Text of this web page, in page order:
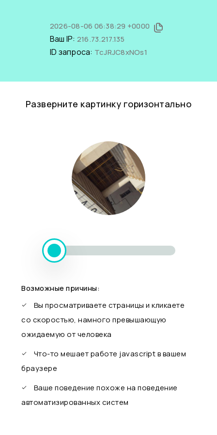
2026-08-06 06:38:29 +0000
Ваш IP: 216.73.217.135
ID запроса: TcJRJC8xNOs1
Разверните картинку горизонтально
Возможные причины:
Вы просматриваете страницы и кликаете
со скоростью, намного превышающую
ожидаемую от человека
Что-то мешает работе javascript в вашем
браузере
Ваше поведение похоже на поведение
автоматизированных систем